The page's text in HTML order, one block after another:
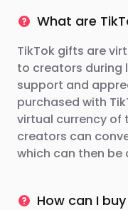
What are
TikTok gifts are
to creators during
support and
purchased with
virtual currency of
creators can
which can then be
How can I